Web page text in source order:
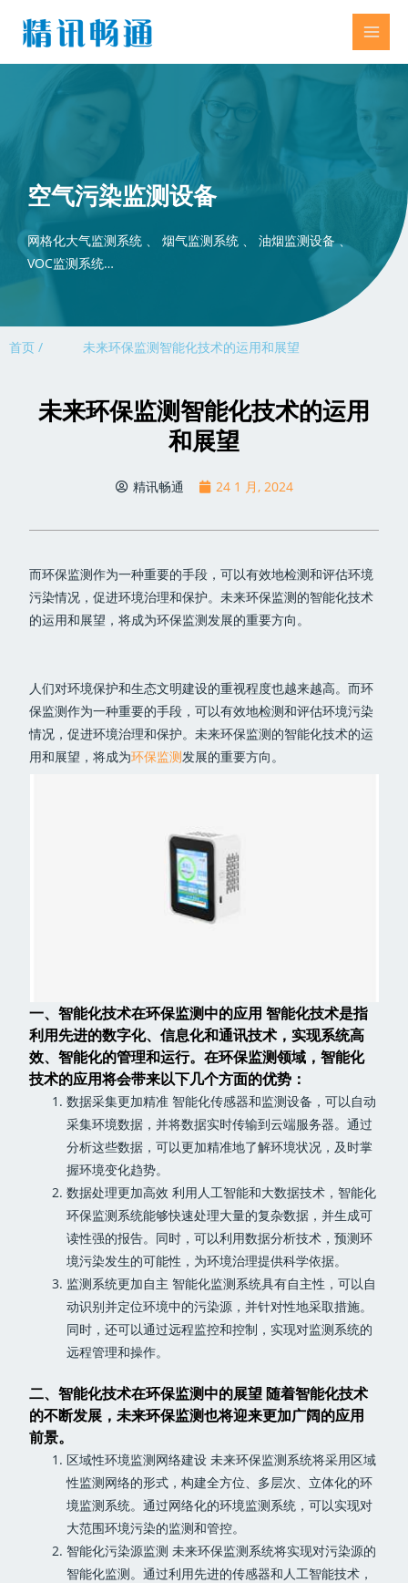
空气污染监测设备
网格化大气监测系统 、 烟气监测系统 、 油烟监测设备 、
VOC监测系统…
首页 / 未来环保监测智能化技术的运用和展望
未来环保监测智能化技术的运用
和展望
精讯畅通 24 1 月, 2024
而环保监测作为一种重要的手段，可以有效地检测和评估环境
污染情况，促进环境治理和保护。未来环保监测的智能化技术
的运用和展望，将成为环保监测发展的重要方向。
人们对环境保护和生态文明建设的重视程度也越来越高。而环
保监测作为一种重要的手段，可以有效地检测和评估环境污染
情况，促进环境治理和保护。未来环保监测的智能化技术的运
用和展望，将成为环保监测发展的重要方向。
一、智能化技术在环保监测中的应用 智能化技术是指
利用先进的数字化、信息化和通讯技术，实现系统高
效、智能化的管理和运行。在环保监测领域，智能化
技术的应用将会带来以下几个方面的优势：
数据采集更加精准 智能化传感器和监测设备，可以自动
采集环境数据，并将数据实时传输到云端服务器。通过
分析这些数据，可以更加精准地了解环境状况，及时掌
握环境变化趋势。
数据处理更加高效 利用人工智能和大数据技术，智能化
环保监测系统能够快速处理大量的复杂数据，并生成可
读性强的报告。同时，可以利用数据分析技术，预测环
境污染发生的可能性，为环境治理提供科学依据。
监测系统更加自主 智能化监测系统具有自主性，可以自
动识别并定位环境中的污染源，并针对性地采取措施。
同时，还可以通过远程监控和控制，实现对监测系统的
远程管理和操作。
二、智能化技术在环保监测中的展望 随着智能化技术
的不断发展，未来环保监测也将迎来更加广阔的应用
前景。
区域性环境监测网络建设 未来环保监测系统将采用区域
性监测网络的形式，构建全方位、多层次、立体化的环
境监测系统。通过网络化的环境监测系统，可以实现对
大范围环境污染的监测和管控。
智能化污染源监测 未来环保监测系统将实现对污染源的
智能化监测。通过利用先进的传感器和人工智能技术，